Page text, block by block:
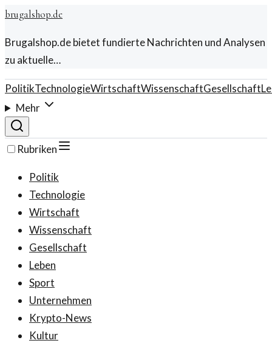
brugalshop.de
Brugalshop.de bietet fundierte Nachrichten und Analysen
zu aktuelle…
PolitikTechnologieWirtschaftWissenschaftGesellschaft
Mehr
Rubriken
Politik
Technologie
Wirtschaft
Wissenschaft
Gesellschaft
Leben
Sport
Unternehmen
Krypto-News
Kultur